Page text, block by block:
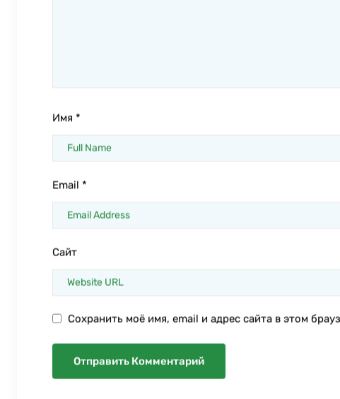
Имя *
Email *
Сайт
Сохранить моё имя, email и адрес сайта в этом